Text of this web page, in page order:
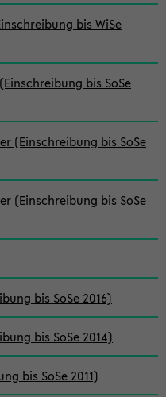
bis WiSe
bis SoSe
(Einschreibung bis SoSe
(Einschreibung bis SoSe
bis SoSe 2016)
bis SoSe 2014)
bis SoSe 2011)